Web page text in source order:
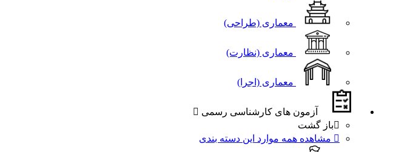
معماری (طراحی)
معماری (نظارت)
معماری (اجرا)
آزمون های کارشناسی رسمی
باز گشت
مشاهده همه موارد این دسته بندی